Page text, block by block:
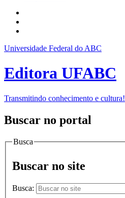
Universidade Federal do ABC
Editora UFABC
Transmitindo conhecimento e cultura!
Buscar no portal
Busca
Buscar no site
Busca: